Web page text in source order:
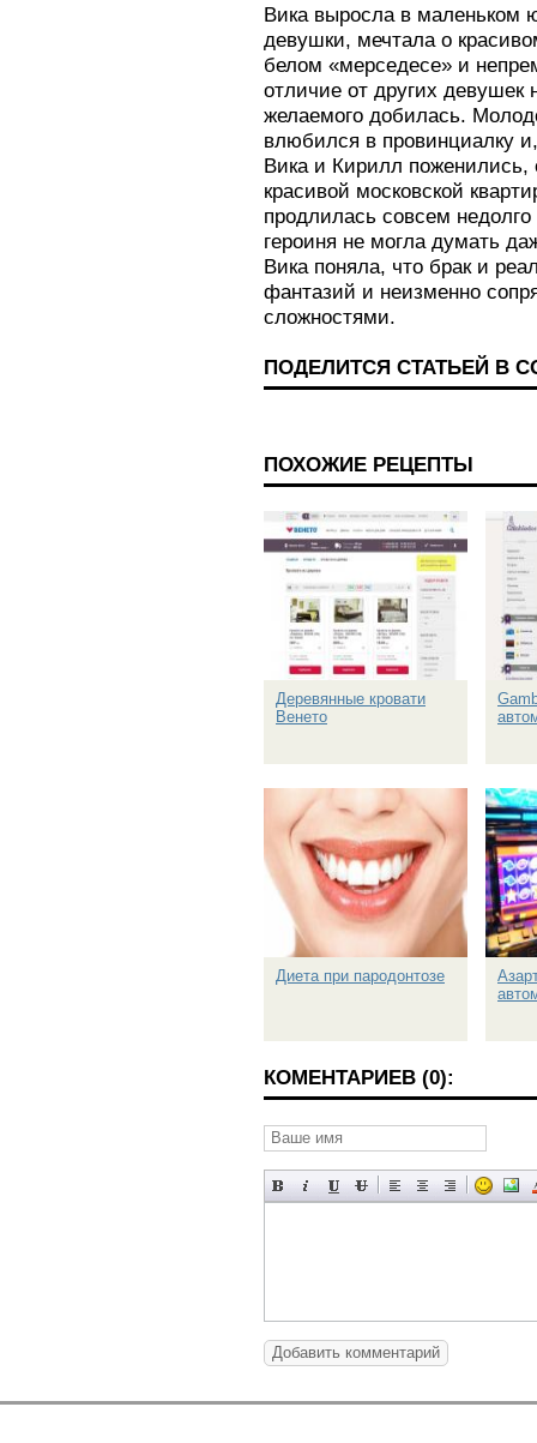
Вика выросла в маленьком
девушки, мечтала о
белом «мерседесе» и
отличие от других девушек
желаемого добилась.
влюбился в провинциалку
Вика и Кирилл поженились,
красивой московской
продлилась совсем
героиня не могла думать
Вика поняла, что брак и
фантазий и неизменно
сложностями.
ПОДЕЛИТСЯ СТАТЬЕЙ В
ПОХОЖИЕ РЕЦЕПТЫ
Деревянные кровати
Венето
Диета при пародонтозе
КОМЕНТАРИЕВ (0):
Добавить комментарий